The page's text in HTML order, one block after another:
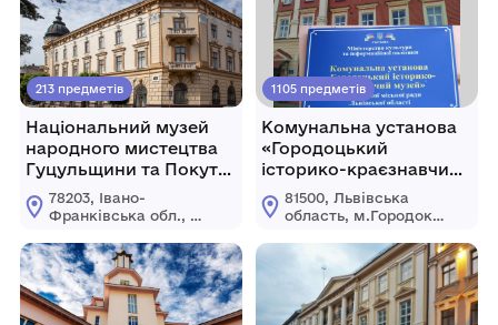
213 предметів
Національний музей
народного мистецтва
Гуцульщини та Покуття
імені Й. Кобринського
78203, Івано-
Франківська обл., м.
Театральна, 25
1105 предметів
Комунальна установа
«Городоцький
історико-краєзнавчий
музей» Городоцької
міської ради Львівської
81500, Львівська
область, м.Городок,
Б.Хмельницького, 2